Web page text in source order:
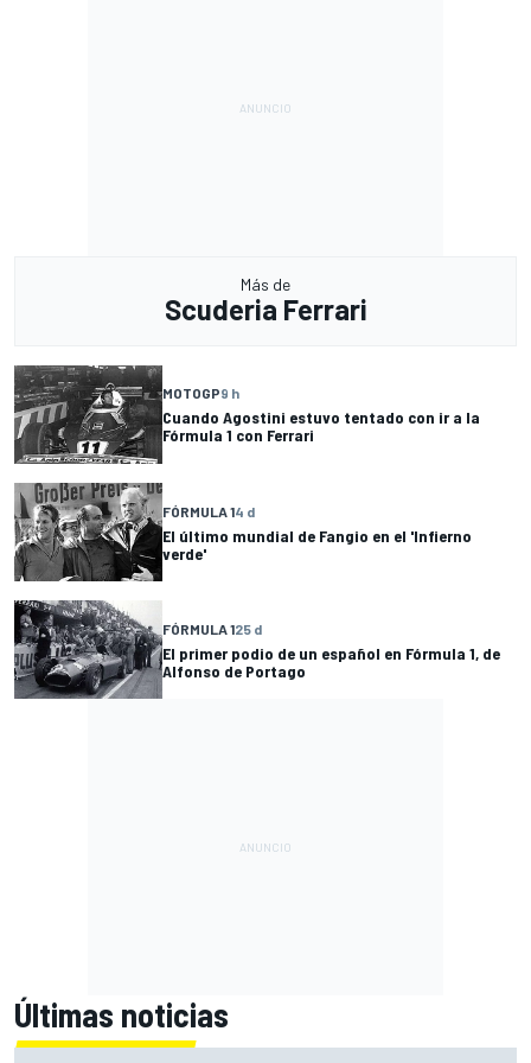
Más de
Scuderia Ferrari
MOTOGP9 h
Cuando Agostini estuvo tentado con ir a la
Fórmula 1 con Ferrari
FÓRMULA 14 d
El último mundial de Fangio en el 'Infierno
verde'
FÓRMULA 125 d
El primer podio de un español en Fórmula 1, de
Alfonso de Portago
Últimas noticias